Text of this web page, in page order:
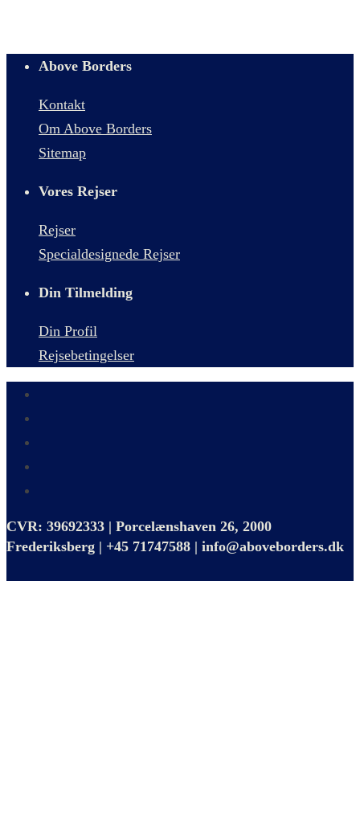
Above Borders
Kontakt
Om Above Borders
Sitemap
Vores Rejser
Rejser
Specialdesignede Rejser
Din Tilmelding
Din Profil
Rejsebetingelser
CVR: 39692333 | Porcelænshaven 26, 2000
Frederiksberg | +45 71747588 | info@aboveborders.dk